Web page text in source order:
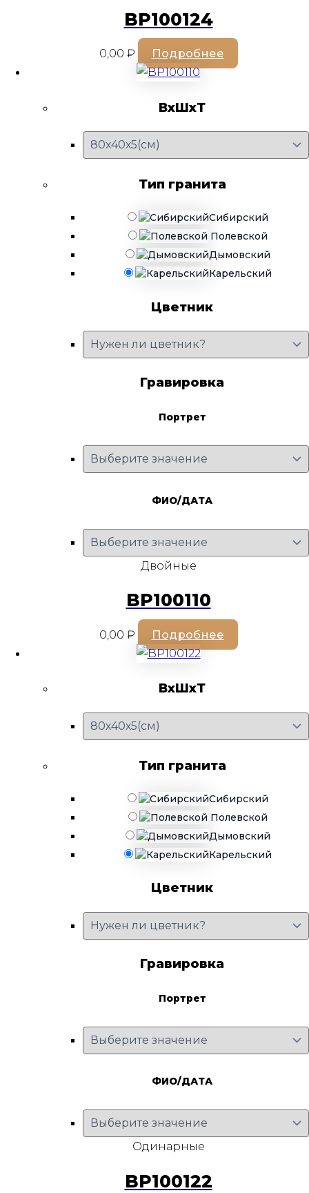
BP100124
0,00 ₽ Подробнее
Тип гранита
Карельский
Дымовский
Полевской
Сибирский
Цветник
Гравировка
Портрет
ФИО/ДАТА
ВхШхТ
Двойные
BP100110
0,00 ₽ Подробнее
Тип гранита
Карельский
Дымовский
Полевской
Сибирский
Цветник
Гравировка
Портрет
ФИО/ДАТА
ВхШхТ
Одинарные
BP100122